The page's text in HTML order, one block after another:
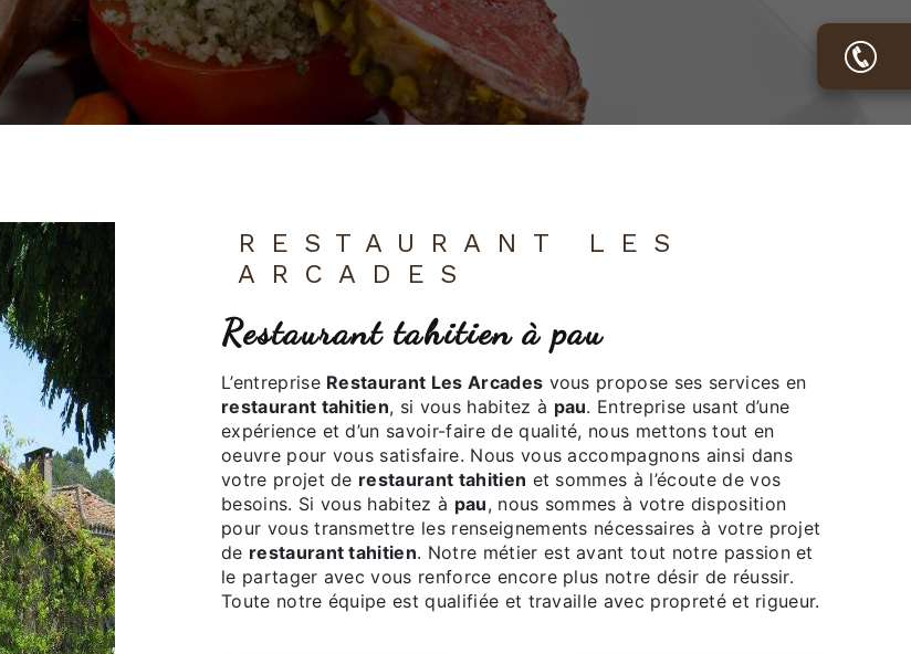
RESTAURANT LES
ARCADES
restaurant tahitien à pau
L’entreprise Restaurant Les Arcades vous propose ses services en
restaurant tahitien, si vous habitez à pau. Entreprise usant d’une
expérience et d’un savoir-faire de qualité, nous mettons tout en
oeuvre pour vous satisfaire. Nous vous accompagnons ainsi dans
votre projet de restaurant tahitien et sommes à l’écoute de vos
besoins. Si vous habitez à pau, nous sommes à votre disposition
pour vous transmettre les renseignements nécessaires à votre projet
de restaurant tahitien. Notre métier est avant tout notre passion et
le partager avec vous renforce encore plus notre désir de réussir.
Toute notre équipe est qualifiée et travaille avec propreté et rigueur.